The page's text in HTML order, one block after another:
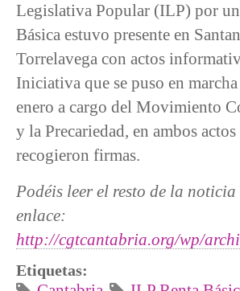
Legislativa Popular (ILP) por
Básica estuvo presente en
Torrelavega con actos
Iniciativa que se puso en
enero a cargo del Movimiento
y la Precariedad, en ambos actos
recogieron firmas.
Podéis leer el resto de la noticia
enlace:
http://cgtcantabria.org/wp/
Etiquetas: